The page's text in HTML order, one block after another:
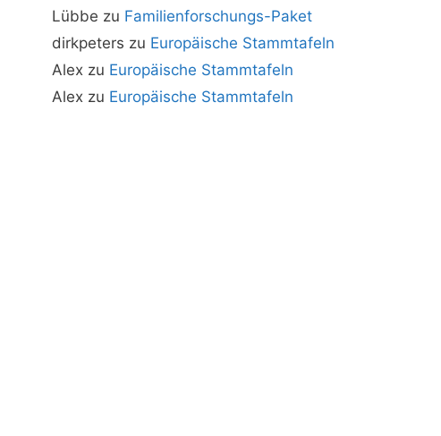
Lübbe zu Familienforschungs-Paket
dirkpeters zu Europäische Stammtafeln
Alex zu Europäische Stammtafeln
Alex zu Europäische Stammtafeln